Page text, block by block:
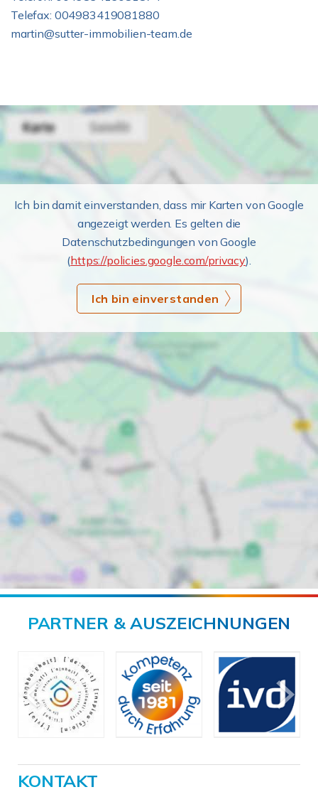
Telefax: 004983419081880
martin@sutter-immobilien-team.de
Ich bin damit einverstanden, dass mir Karten von Google
angezeigt werden. Es gelten die
Datenschutzbedingungen von Google
(https://policies.google.com/privacy).
Ich bin einverstanden
PARTNER & AUSZEICHNUNGEN
KONTAKT